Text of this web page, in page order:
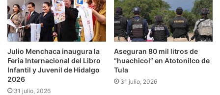
Julio Menchaca inaugura la
Feria Internacional del Libro
Infantil y Juvenil de Hidalgo
2026
31 julio, 2026
Aseguran 80 mil litros de
“huachicol” en Atotonilco de
Tula
31 julio, 2026